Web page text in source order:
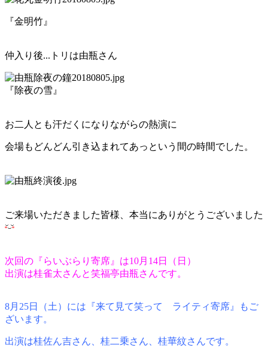
『金明竹』
仲入り後...トリは由瓶さん
『除夜の雪』
お二人とも汗だくになりながらの熱演に
会場もどんどん引き込まれてあっという間の時間でした。
ご来場いただきました皆様、本当にありがとうございました
次回の『らいぶらり寄席』は10月14日（日）
出演は桂雀太さんと笑福亭由瓶さんです。
8月25日（土）には『来て見て笑って ライティ寄席』もご
ざいます。
出演は桂佐ん吉さん、桂二乗さん、桂華紋さんです。